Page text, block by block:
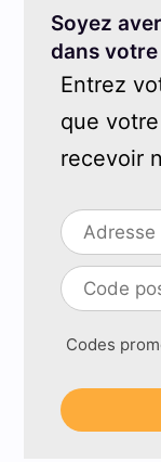
Soyez
dans
Entrez
que
recevoir
Codes